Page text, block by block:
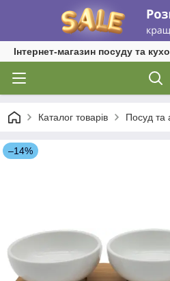
Інтернет-магазин посуду та
Каталог товарів Посуд та
–14%